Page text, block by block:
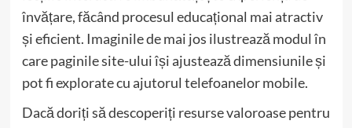
învățare, făcând procesul educațional mai atractiv
și eficient. Imaginile de mai jos ilustrează modul în
care paginile site-ului își ajustează dimensiunile și
pot fi explorate cu ajutorul telefoanelor mobile.
Dacă doriți să descoperiți resurse valoroase pentru